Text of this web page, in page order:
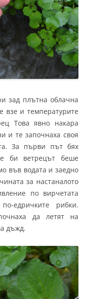
зад плътна облачна
взе и температурите
Това явно накара
и те започнаха своя
За първи път бях
би ветрецът беше
във водата и заедно
за настаналото
по вирчетата
едричките рибки.
да летят на
дъжд.